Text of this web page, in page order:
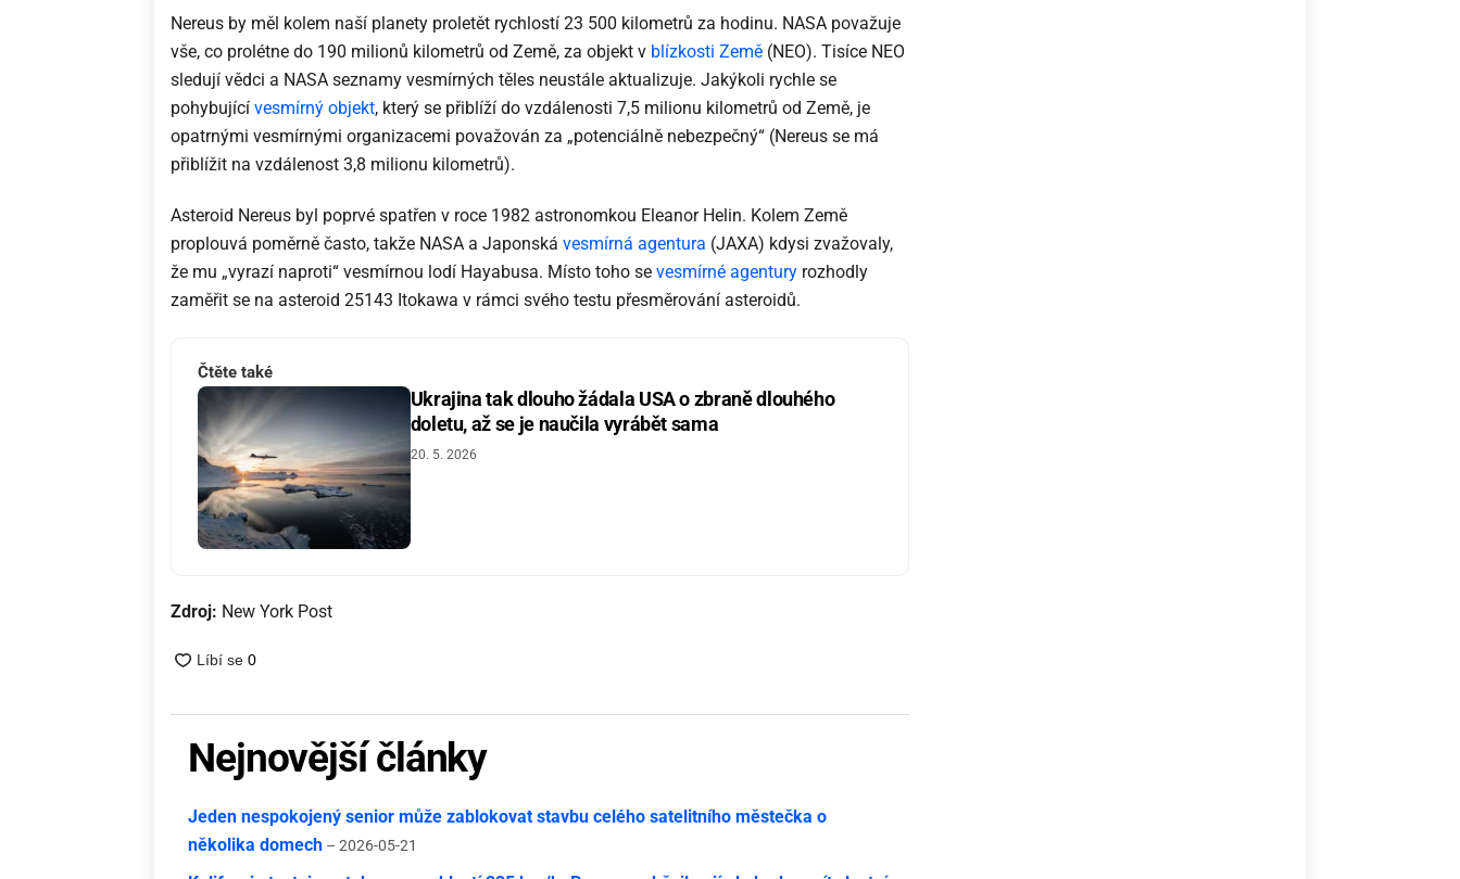
Nereus by měl kolem naší planety proletět rychlostí 23 500 kilometrů za hodinu. NASA považuje
vše, co prolétne do 190 milionů kilometrů od Země, za objekt v blízkosti Země (NEO). Tisíce NEO
sledují vědci a NASA seznamy vesmírných těles neustále aktualizuje. Jakýkoli rychle se
pohybující vesmírný objekt, který se přiblíží do vzdálenosti 7,5 milionu kilometrů od Země, je
opatrnými vesmírnými organizacemi považován za „potenciálně nebezpečný“ (Nereus se má
přiblížit na vzdálenost 3,8 milionu kilometrů).
Asteroid Nereus byl poprvé spatřen v roce 1982 astronomkou Eleanor Helin. Kolem Země
proplouvá poměrně často, takže NASA a Japonská vesmírná agentura (JAXA) kdysi zvažovaly,
že mu „vyrazí naproti“ vesmírnou lodí Hayabusa. Místo toho se vesmírné agentury rozhodly
zaměřit se na asteroid 25143 Itokawa v rámci svého testu přesměrování asteroidů.
Čtěte také
Ukrajina tak dlouho žádala USA o zbraně dlouhého
doletu, až se je naučila vyrábět sama
20. 5. 2026
Zdroj: New York Post
Nejnovější články
Jeden nespokojený senior může zablokovat stavbu celého satelitního městečka o
několika domech – 2026-05-21